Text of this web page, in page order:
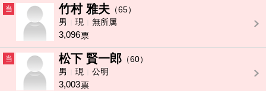
当 竹村 雅夫 （65）
男
現 無所属
3,096票
当 松下 賢一郎 （60）
男
現 公明
3,003票